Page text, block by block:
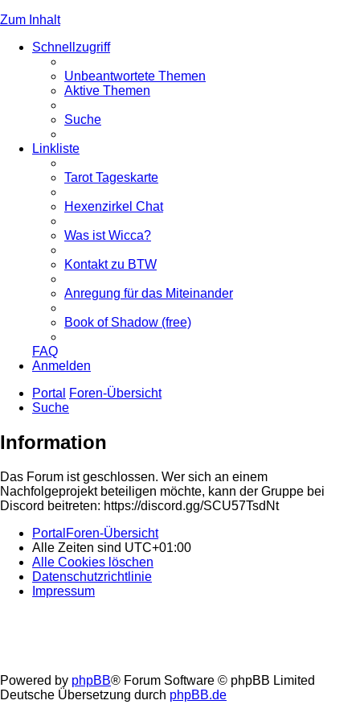
Zum Inhalt
Schnellzugriff
Unbeantwortete Themen
Aktive Themen
Suche
Linkliste
Tarot Tageskarte
Hexenzirkel Chat
Was ist Wicca?
Kontakt zu BTW
Anregung für das Miteinander
Book of Shadow (free)
FAQ
Anmelden
Portal
Foren-Übersicht
Suche
Information
Das Forum ist geschlossen. Wer sich an einem
Nachfolgeprojekt beteiligen möchte, kann der Gruppe bei
Discord beitreten: https://discord.gg/SCU57TsdNt
Portal Foren-Übersicht
Alle Zeiten sind UTC+01:00
Alle Cookies löschen
Datenschutzrichtlinie
Impressum
Powered by phpBB® Forum Software © phpBB Limited
Deutsche Übersetzung durch phpBB.de